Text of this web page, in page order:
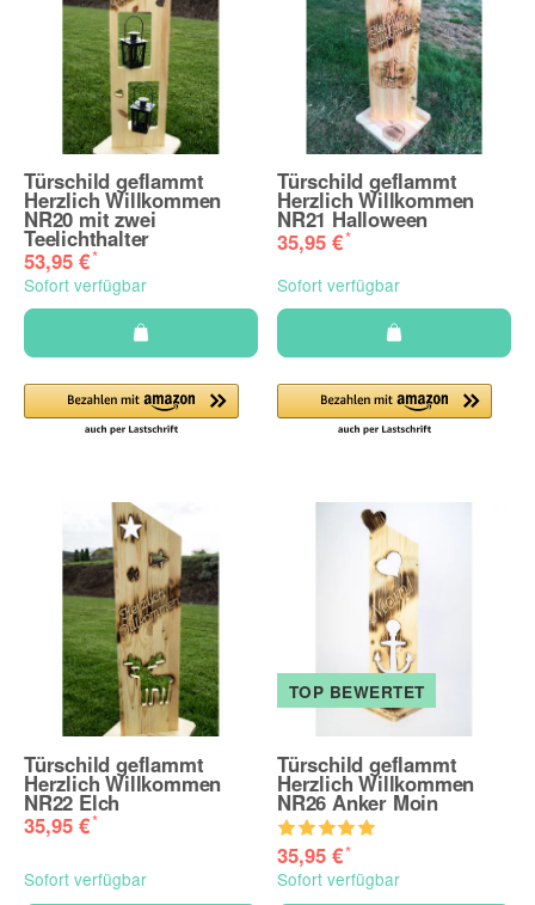
Türschild geflammt
Herzlich Willkommen
NR20 mit zwei
Teelichthalter
53,95 €*
Sofort verfügbar
Türschild geflammt
Herzlich Willkommen
NR21 Halloween
35,95 €*
Sofort verfügbar
Türschild geflammt
Herzlich Willkommen
NR22 Elch
35,95 €*
Sofort verfügbar
TOP BEWERTET
Türschild geflammt
Herzlich Willkommen
NR26 Anker Moin
35,95 €*
Sofort verfügbar